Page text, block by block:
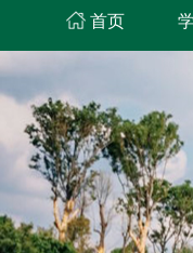
首页